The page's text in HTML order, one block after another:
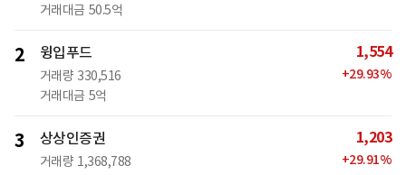
거래대금 50.5억
2 윙입푸드
거래량 330,516
거래대금 5억
1,554
+29.93%
3 상상인증권
거래량 1,368,788
1,203
+29.91%